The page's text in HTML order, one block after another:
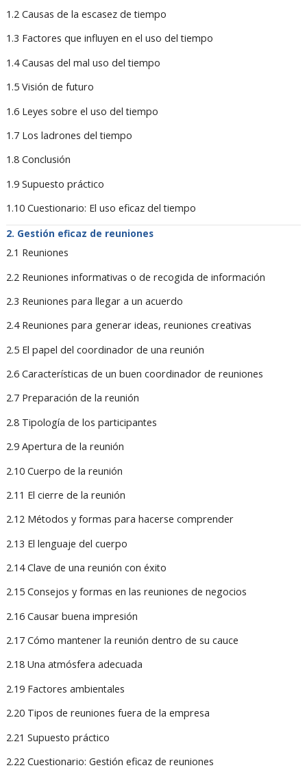
1.2 Causas de la escasez de tiempo
1.3 Factores que influyen en el uso del tiempo
1.4 Causas del mal uso del tiempo
1.5 Visión de futuro
1.6 Leyes sobre el uso del tiempo
1.7 Los ladrones del tiempo
1.8 Conclusión
1.9 Supuesto práctico
1.10 Cuestionario: El uso eficaz del tiempo
Gestión eficaz de reuniones
2.1 Reuniones
2.2 Reuniones informativas o de recogida de información
2.3 Reuniones para llegar a un acuerdo
2.4 Reuniones para generar ideas, reuniones creativas
2.5 El papel del coordinador de una reunión
2.6 Características de un buen coordinador de reuniones
2.7 Preparación de la reunión
2.8 Tipología de los participantes
2.9 Apertura de la reunión
2.10 Cuerpo de la reunión
2.11 El cierre de la reunión
2.12 Métodos y formas para hacerse comprender
2.13 El lenguaje del cuerpo
2.14 Clave de una reunión con éxito
2.15 Consejos y formas en las reuniones de negocios
2.16 Causar buena impresión
2.17 Cómo mantener la reunión dentro de su cauce
2.18 Una atmósfera adecuada
2.19 Factores ambientales
2.20 Tipos de reuniones fuera de la empresa
2.21 Supuesto práctico
2.22 Cuestionario: Gestión eficaz de reuniones